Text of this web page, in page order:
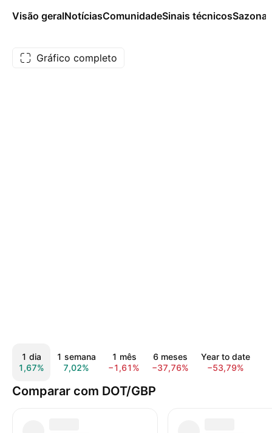
Visão geralNotíciasComunidadeSinais técnicos
Gráfico completo
1 dia
1,67%
1 semana
7,02%
1 mês
−1,61%
6 meses
−37,76%
Year to date
−53,79%
Comparar com DOT/GBP